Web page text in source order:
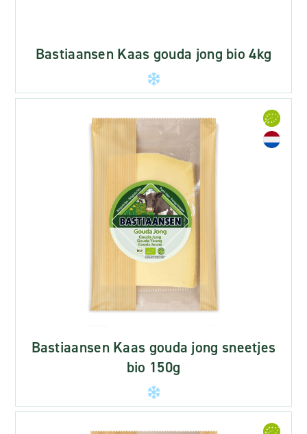
Bastiaansen Kaas gouda jong bio 4kg
Bastiaansen Kaas gouda jong sneetjes
bio 150g